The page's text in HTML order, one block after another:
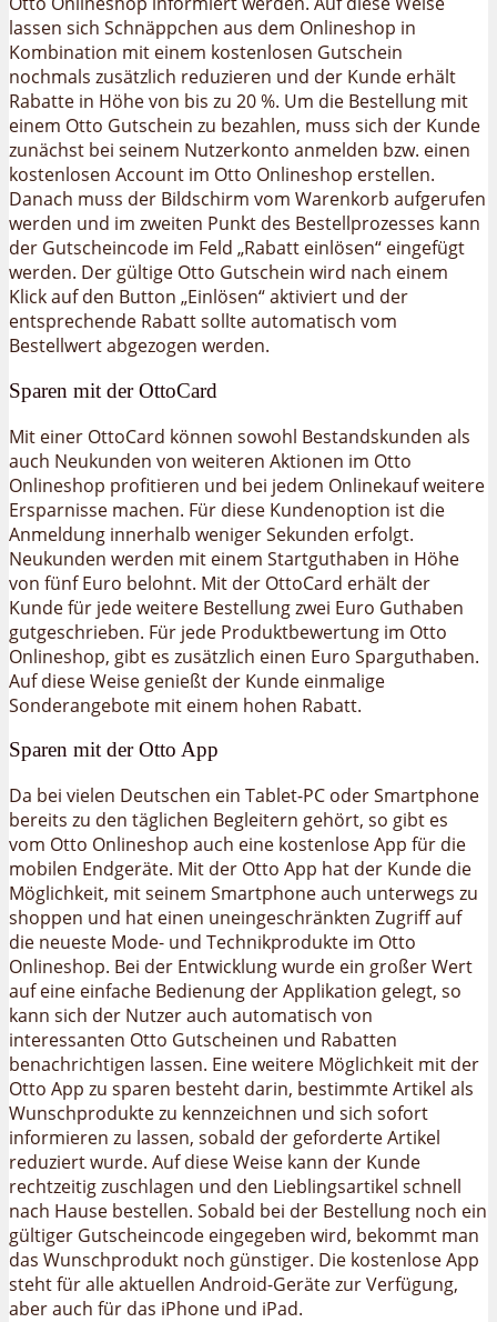
lassen sich Schnäppchen aus dem Onlineshop in
Kombination mit einem kostenlosen Gutschein
nochmals zusätzlich reduzieren und der Kunde erhält
Rabatte in Höhe von bis zu 20 %. Um die Bestellung mit
einem Otto Gutschein zu bezahlen, muss sich der Kunde
zunächst bei seinem Nutzerkonto anmelden bzw. einen
kostenlosen Account im Otto Onlineshop erstellen.
Danach muss der Bildschirm vom Warenkorb aufgerufen
werden und im zweiten Punkt des Bestellprozesses kann
der Gutscheincode im Feld „Rabatt einlösen“ eingefügt
werden. Der gültige Otto Gutschein wird nach einem
Klick auf den Button „Einlösen“ aktiviert und der
entsprechende Rabatt sollte automatisch vom
Bestellwert abgezogen werden.
Sparen mit der OttoCard
Mit einer OttoCard können sowohl Bestandskunden als
auch Neukunden von weiteren Aktionen im Otto
Onlineshop profitieren und bei jedem Onlinekauf weitere
Ersparnisse machen. Für diese Kundenoption ist die
Anmeldung innerhalb weniger Sekunden erfolgt.
Neukunden werden mit einem Startguthaben in Höhe
von fünf Euro belohnt. Mit der OttoCard erhält der
Kunde für jede weitere Bestellung zwei Euro Guthaben
gutgeschrieben. Für jede Produktbewertung im Otto
Onlineshop, gibt es zusätzlich einen Euro Sparguthaben.
Auf diese Weise genießt der Kunde einmalige
Sonderangebote mit einem hohen Rabatt.
Sparen mit der Otto App
Da bei vielen Deutschen ein Tablet-PC oder Smartphone
bereits zu den täglichen Begleitern gehört, so gibt es
vom Otto Onlineshop auch eine kostenlose App für die
mobilen Endgeräte. Mit der Otto App hat der Kunde die
Möglichkeit, mit seinem Smartphone auch unterwegs zu
shoppen und hat einen uneingeschränkten Zugriff auf
die neueste Mode- und Technikprodukte im Otto
Onlineshop. Bei der Entwicklung wurde ein großer Wert
auf eine einfache Bedienung der Applikation gelegt, so
kann sich der Nutzer auch automatisch von
interessanten Otto Gutscheinen und Rabatten
benachrichtigen lassen. Eine weitere Möglichkeit mit der
Otto App zu sparen besteht darin, bestimmte Artikel als
Wunschprodukte zu kennzeichnen und sich sofort
informieren zu lassen, sobald der geforderte Artikel
reduziert wurde. Auf diese Weise kann der Kunde
rechtzeitig zuschlagen und den Lieblingsartikel schnell
nach Hause bestellen. Sobald bei der Bestellung noch ein
gültiger Gutscheincode eingegeben wird, bekommt man
das Wunschprodukt noch günstiger. Die kostenlose App
steht für alle aktuellen Android-Geräte zur Verfügung,
aber auch für das iPhone und iPad.